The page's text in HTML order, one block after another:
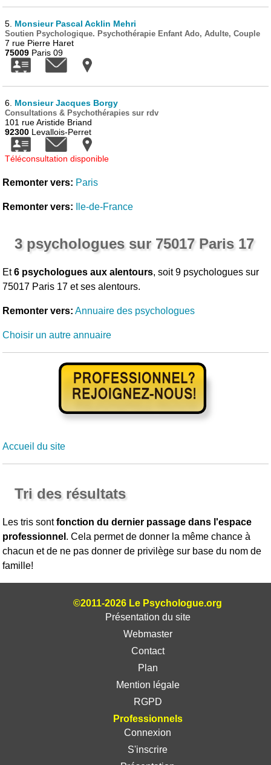
5. Monsieur Pascal Acklin Mehri
Soutien Psychologique. Psychothérapie Enfant Ado, Adulte, Couple
7 rue Pierre Haret
75009 Paris 09
6. Monsieur Jacques Borgy
Consultations & Psychothérapies sur rdv
101 rue Aristide Briand
92300 Levallois-Perret
Téléconsultation disponible
Remonter vers: Paris
Remonter vers: Ile-de-France
3 psychologues sur 75017 Paris 17
Et6 psychologues aux alentours, soit 9 psychologues sur
75017 Paris 17 et ses alentours.
Remonter vers: Annuaire des psychologues
Choisir un autre annuaire
Accueil du site
Tri des résultats
Les tris sontfonction du dernier passage dans l'espace
professionnel . Cela permet de donner la même chance à
chacun et de ne pas donner de privilège sur base du nom de
famille!
©2011-2026 Le Psychologue.org
Présentation du site
Webmaster
Contact
Plan
Mention légale
RGPD
Professionnels
Connexion
S'inscrire